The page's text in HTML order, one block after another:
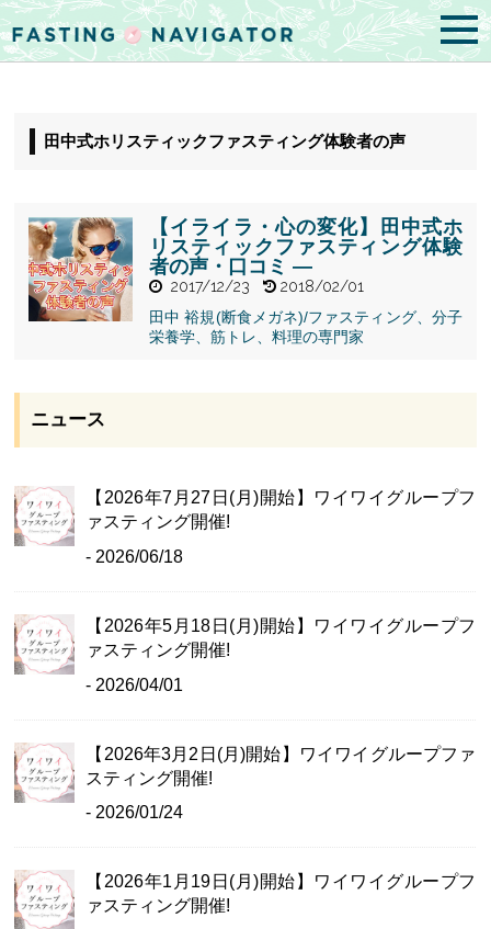
田中式ホリスティックファスティング体験者の声
ファスティン
【イライラ・心の変化】田中式ホ
リスティックファスティング体験
者の声・口コミ —
2017/12/23
2018/02/01
田中 裕規(断食メガネ)/ファスティング、分子
栄養学、筋トレ、料理の専門家
ニュース
【2026年7月27日(月)開始】ワイワイグループフ
ァスティング開催!
- 2026/06/18
【2026年5月18日(月)開始】ワイワイグループフ
ァスティング開催!
- 2026/04/01
【2026年3月2日(月)開始】ワイワイグループファ
スティング開催!
- 2026/01/24
【2026年1月19日(月)開始】ワイワイグループフ
ァスティング開催!